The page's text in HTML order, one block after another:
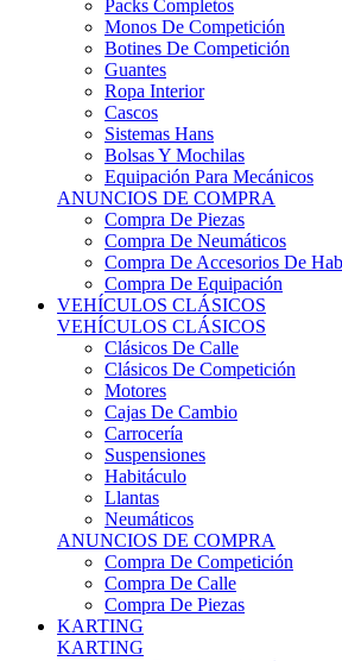
Botines De Competición
Guantes
Ropa Interior
Cascos
Sistemas Hans
Bolsas Y Mochilas
Equipación Para Mecánicos
ANUNCIOS DE COMPRA
Compra De Piezas
Compra De Neumáticos
Compra De Accesorios De
Compra De Equipación
VEHÍCULOS CLÁSICOS
VEHÍCULOS CLÁSICOS
Clásicos De Calle
Clásicos De Competición
Motores
Cajas De Cambio
Carrocería
Suspensiones
Habitáculo
Llantas
Neumáticos
ANUNCIOS DE COMPRA
Compra De Competición
Compra De Calle
Compra De Piezas
KARTING
KARTING
Karts Completos Alevín